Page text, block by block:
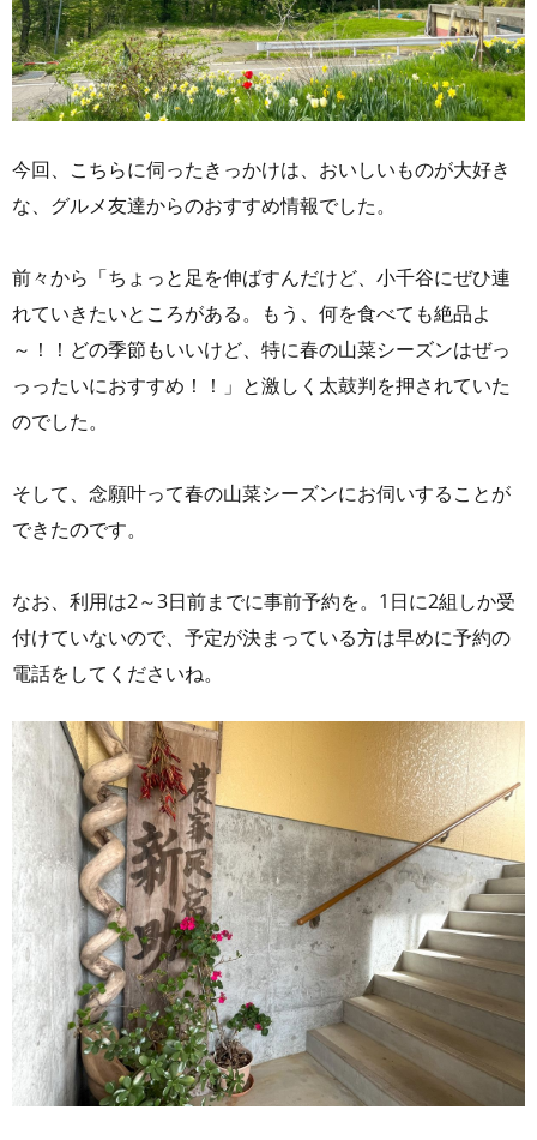
今回、こちらに伺ったきっかけは、おいしいものが大好き
な、グルメ友達からのおすすめ情報でした。
前々から「ちょっと足を伸ばすんだけど、小千谷にぜひ連
れていきたいところがある。もう、何を食べても絶品よ
～！！どの季節もいいけど、特に春の山菜シーズンはぜっ
っったいにおすすめ！！」と激しく太鼓判を押されていた
のでした。
そして、念願叶って春の山菜シーズンにお伺いすることが
できたのです。
なお、利用は2～3日前までに事前予約を。1日に2組しか受
付けていないので、予定が決まっている方は早めに予約の
電話をしてくださいね。